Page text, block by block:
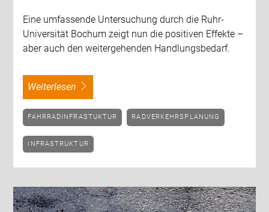
Eine umfassende Untersuchung durch die Ruhr-
Universität Bochum zeigt nun die positiven Effekte –
aber auch den weitergehenden Handlungsbedarf.
weiterlesen
FAHRRADINFRASTUKTUR RADVERKEHRSPLANUNG
INFRASTRUKTUR